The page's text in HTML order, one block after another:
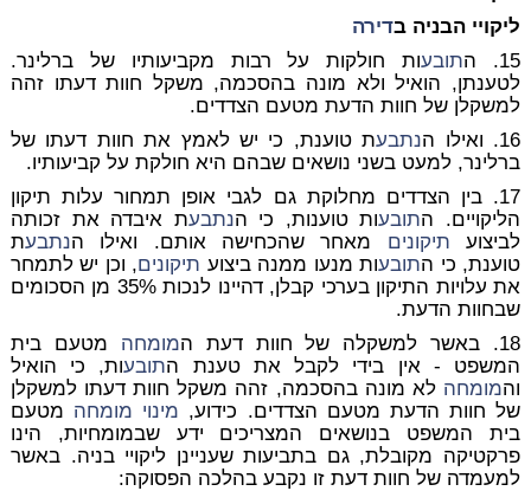
ליקויי הבניה בדירה
15. ה
תובעות חולקות על רבות מקביעותיו של ברלינר.
לטענתן, הואיל ולא מונה בהסכמה, משקל חוות דעתו זהה
למשקלן של חוות הדעת מטעם הצדדים.
16. ואילו ה
נתבעת טוענת, כי יש לאמץ את חוות דעתו של
ברלינר, למעט בשני נושאים שבהם היא חולקת על קביעותיו.
17. בין הצדדים מחלוקת גם לגבי אופן תמחור עלות תיקון
הליקויים. התובעות טוענות, כי הנתבעת איבדה את זכותה
לביצוע תיקונים מאחר שהכחישה אותם. ואילו הנתבעת
טוענת, כי התובעות מנעו ממנה ביצוע תיקונים, וכן יש לתמחר
את עלויות התיקון בערכי קבלן, דהיינו לנכות 35% מן הסכומים
שבחוות הדעת.
18. באשר למשקלה של חוות דעת ה
מומחה מטעם בית
המשפט - אין בידי לקבל את טענת התובעות, כי הואיל
והמומחה לא מונה בהסכמה, זהה משקל חוות דעתו למשקלן
של חוות הדעת מטעם הצדדים. כידוע, מינוי מומחה מטעם
בית המשפט בנושאים המצריכים ידע שבמומחיות, הינו
פרקטיקה מקובלת, גם בתביעות שעניינן ליקויי בניה. באשר
למעמדה של חוות דעת זו נקבע בהלכה הפסוקה: